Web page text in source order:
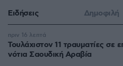
Ειδήσεις Δημοφιλή
Τουλάχιστον 11 τραυματίες σε
νότια Σαουδική Αραβία
πριν 16 λεπτά